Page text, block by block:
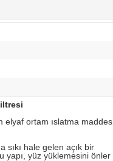
elyaf ortam ıslatma
sıkı hale gelen açık bir
yapı, yüz yüklemesini önler